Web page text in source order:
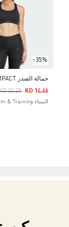
-35%
From
22.25 KD 14.46
النساء Gym & Training